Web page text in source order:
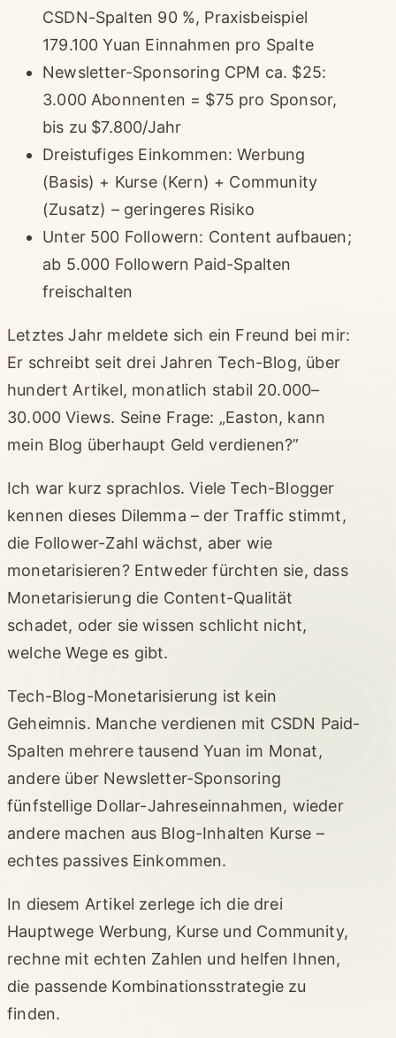
CSDN-Spalten 90 %, Praxisbeispiel
179.100 Yuan Einnahmen pro Spalte
Newsletter-Sponsoring CPM ca. $25:
3.000 Abonnenten = $75 pro Sponsor,
bis zu $7.800/Jahr
Dreistufiges Einkommen: Werbung
(Basis) + Kurse (Kern) + Community
(Zusatz) – geringeres Risiko
Unter 500 Followern: Content aufbauen;
ab 5.000 Followern Paid-Spalten
freischalten
Letztes Jahr meldete sich ein Freund bei mir:
Er schreibt seit drei Jahren Tech-Blog, über
hundert Artikel, monatlich stabil 20.000–
30.000 Views. Seine Frage: „Easton, kann
mein Blog überhaupt Geld verdienen?”
Ich war kurz sprachlos. Viele Tech-Blogger
kennen dieses Dilemma – der Traffic stimmt,
die Follower-Zahl wächst, aber wie
monetarisieren? Entweder fürchten sie, dass
Monetarisierung die Content-Qualität
schadet, oder sie wissen schlicht nicht,
welche Wege es gibt.
Tech-Blog-Monetarisierung ist kein
Geheimnis. Manche verdienen mit CSDN Paid-
Spalten mehrere tausend Yuan im Monat,
andere über Newsletter-Sponsoring
fünfstellige Dollar-Jahreseinnahmen, wieder
andere machen aus Blog-Inhalten Kurse –
echtes passives Einkommen.
In diesem Artikel zerlege ich die drei
Hauptwege Werbung, Kurse und Community,
rechne mit echten Zahlen und helfen Ihnen,
die passende Kombinationsstrategie zu
finden.